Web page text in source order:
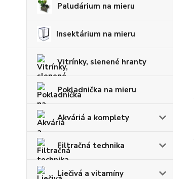
Paludárium na mieru
Insektárium na mieru
Vitrínky, slenené hranty
Pokladnička na mieru
Akváriá a komplety
Filtračná technika
Liečivá a vitamíny